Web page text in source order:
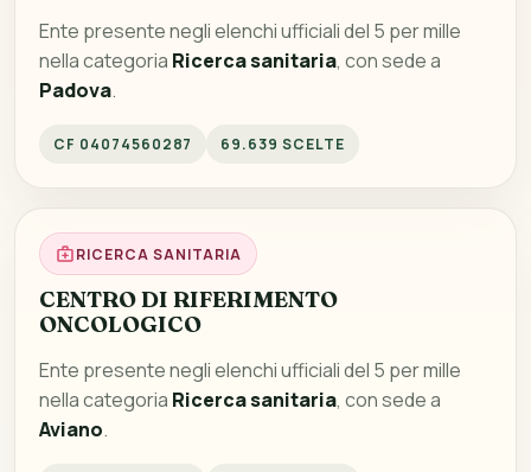
Ente presente negli elenchi ufficiali del 5 per mille
nella categoria Ricerca sanitaria, con sede a
Padova.
CF 04074560287 69.639 SCELTE
RICERCA SANITARIA
CENTRO DI RIFERIMENTO
ONCOLOGICO
Ente presente negli elenchi ufficiali del 5 per mille
nella categoria Ricerca sanitaria, con sede a
Aviano.